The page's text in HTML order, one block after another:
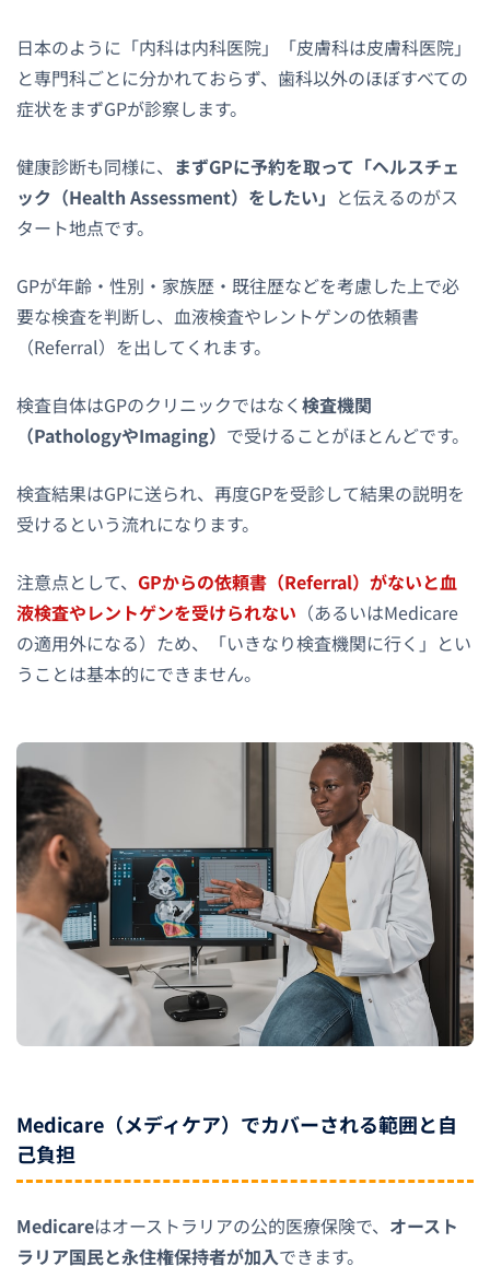
日本のように「内科は内科医院」「皮膚科は皮膚科医院」
と専門科ごとに分かれておらず、歯科以外のほぼすべての
症状をまずGPが診察します。
健康診断も同様に、 まずGPに予約を取って「ヘルスチェ
ック（Health Assessment）をしたい」 と伝えるのがス
タート地点です。
GPが年齢・性別・家族歴・既往歴などを考慮した上で必
要な検査を判断し、血液検査やレントゲンの依頼書
（Referral）を出してくれます。
検査自体はGPのクリニックではなく 検査機関
（PathologyやImaging） で受けることがほとんどです。
検査結果はGPに送られ、再度GPを受診して結果の説明を
受けるという流れになります。
注意点として、 GPからの依頼書（Referral）がないと血
液検査やレントゲンを受けられない （あるいはMedicare
の適用外になる）ため、「いきなり検査機関に行く」とい
うことは基本的にできません。
Medicare（メディケア）でカバーされる範囲と自
己負担
Medicareはオーストラリアの公的医療保険で、 オースト
ラリア国民と永住権保持者が加入できます。